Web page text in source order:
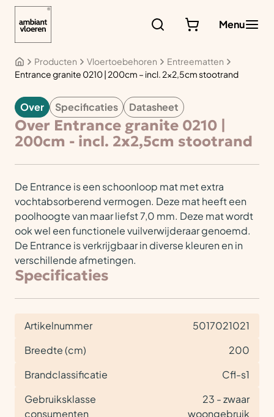
Menu
Producten Vloertoebehoren
Entreematten
Entrance granite 0210 | 200cm – incl. 2×2,5cm stootrand
VLOERTOEBEHOREN
Over Specificaties Datasheet
Over Entrance granite 0210 |
200cm - incl. 2x2,5cm stootrand
De Entrance is een schoonloop mat met extra
vochtabsorberend vermogen. Deze mat heeft een
poolhoogte van maar liefst 7,0 mm. Deze mat wordt
ook wel een functionele vuilverwijderaar genoemd.
De Entrance is verkrijgbaar in diverse kleuren en in
verschillende afmetingen.
Specificaties
Artikelnummer
5017021021
Breedte (cm)
200
Brandclassificatie
Cfl-s1
Gebruiksklasse
consumenten
23 - zwaar
woongebruik